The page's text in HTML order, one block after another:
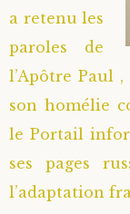
Saint
Saint Jean
Saint
Saint Nikon
Famille
Portraits
a retenu les
paroles de
l’Apôtre Paul
son homélie
le Portail
ses pages
l’adaptation